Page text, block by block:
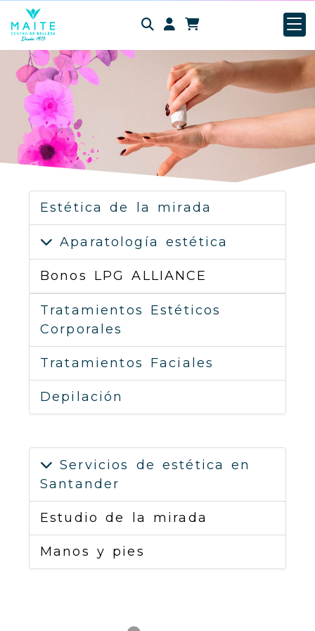
Identifícate
Estética de la mirada
Aparatología estética
Bonos LPG ALLIANCE
Tratamientos Estéticos
Corporales
Tratamientos Faciales
Depilación
Servicios de estética en
Santander
Estudio de la mirada
Manos y pies